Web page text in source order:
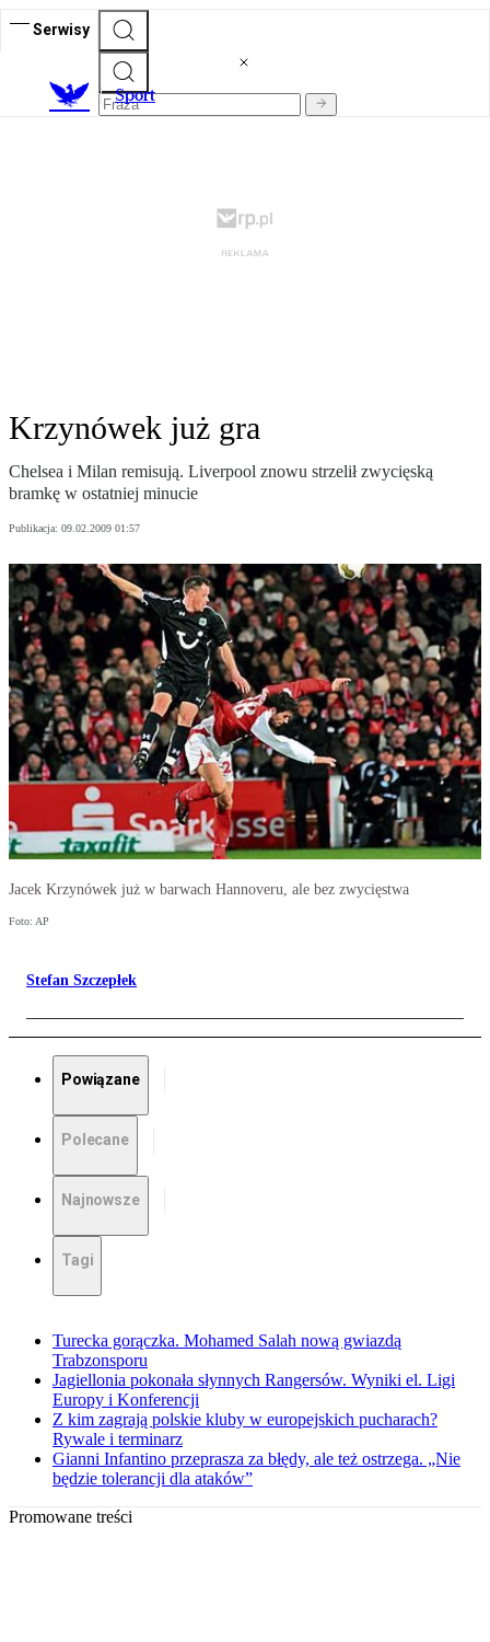
Serwisy
Sport
Krzynówek już gra
Chelsea i Milan remisują. Liverpool znowu strzelił zwycięską
bramkę w ostatniej minucie
Publikacja: 09.02.2009 01:57
Jacek Krzynówek już w barwach Hannoveru, ale bez zwycięstwa
Foto: AP
Stefan Szczepłek
Powiązane
Polecane
Najnowsze
Tagi
Turecka gorączka. Mohamed Salah nową gwiazdą
Trabzonsporu
Jagiellonia pokonała słynnych Rangersów. Wyniki el. Ligi
Europy i Konferencji
Z kim zagrają polskie kluby w europejskich pucharach?
Rywale i terminarz
Gianni Infantino przeprasza za błędy, ale też ostrzega. „Nie
będzie tolerancji dla ataków”
Promowane treści